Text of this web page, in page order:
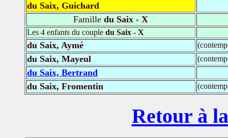
du Saix, Guichard
Famille du Saix - X
Les 4 enfants du couple du Saix - X
du Saix, Aymé
du Saix, Mayeul
du Saix, Bertrand
du Saix, Fromentin
Retour à